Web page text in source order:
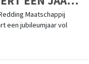
Maatschappij
een jubileumjaar vol